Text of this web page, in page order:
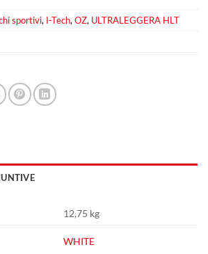
sportivi, I-Tech,OZ, ULTRALEGGERA HLT
12,75 kg
WHITE